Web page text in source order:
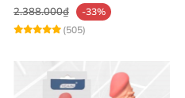
2.388.000₫
-33%
(505)